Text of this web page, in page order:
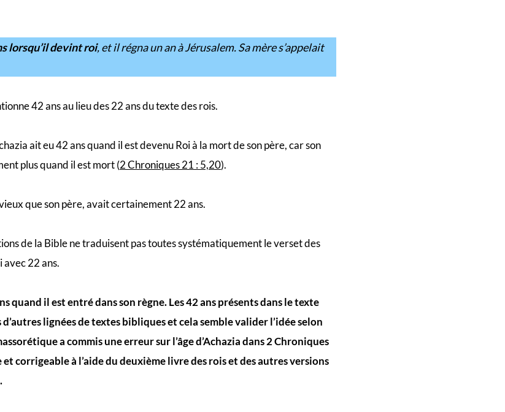
lorsqu’il devint roi, et il régna un an à Jérusalem. Sa mère s’appelait
42 ans au lieu des 22 ans du texte des rois.
ait eu 42 ans quand il est devenu Roi à la mort de son père, car son
plus quand il est mort (2 Chroniques 21 : 5,20).
que son père, avait certainement 22 ans.
de la Bible ne traduisent pas toutes systématiquement le verset des
avec 22 ans.
quand il est entré dans son règne. Les 42 ans présents dans le texte
lignées de textes bibliques et cela semble valider l’idée selon
a commis une erreur sur l’âge d’Achazia dans 2 Chroniques
corrigeable à l’aide du deuxième livre des rois et des autres versions